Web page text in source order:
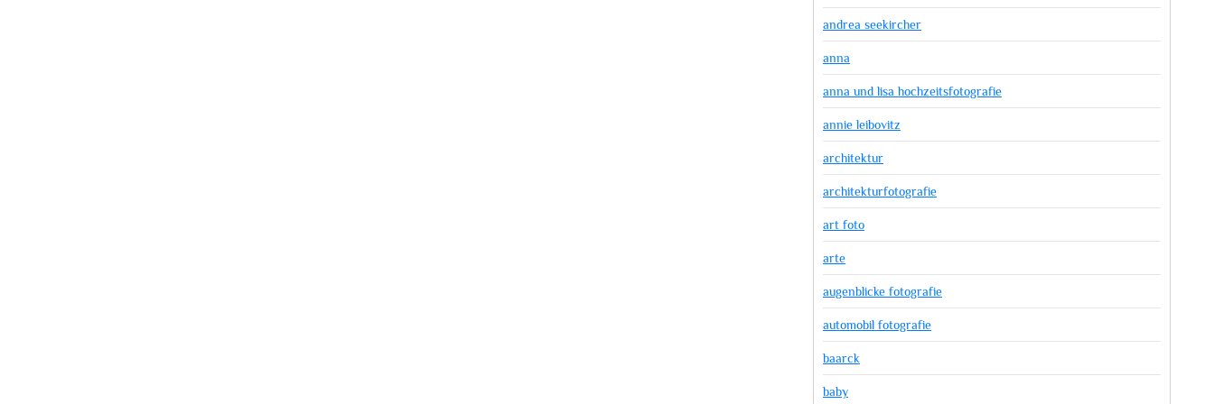
andrea seekircher
anna
anna und lisa hochzeitsfotografie
annie leibovitz
architektur
architekturfotografie
art foto
arte
augenblicke fotografie
automobil fotografie
baarck
baby